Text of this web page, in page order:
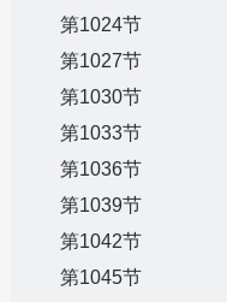
第1024节
第1027节
第1030节
第1033节
第1036节
第1039节
第1042节
第1045节